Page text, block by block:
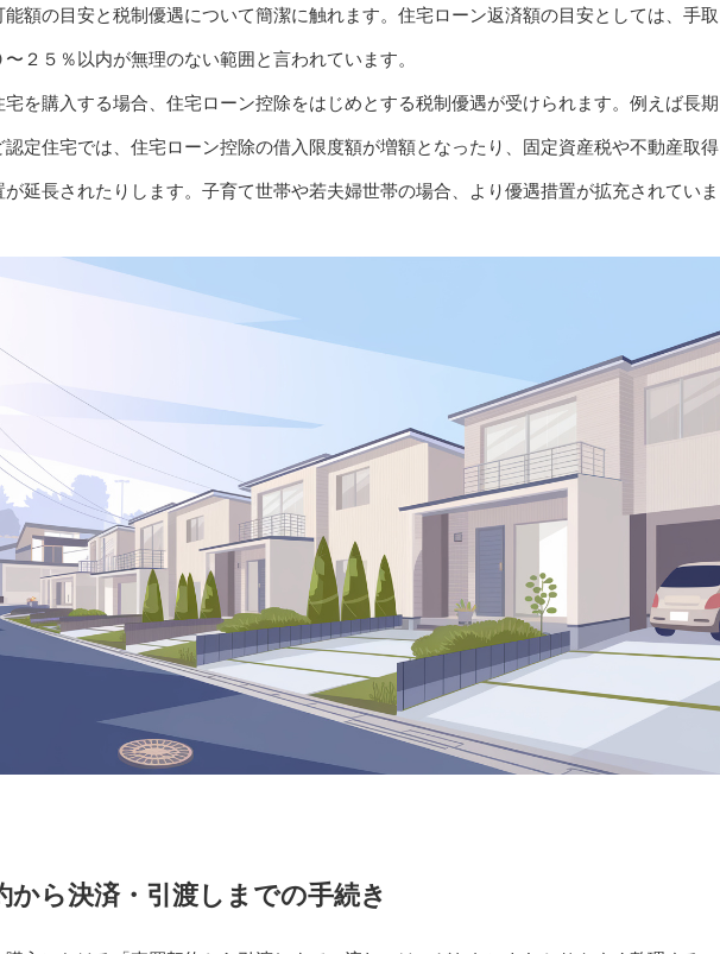
能額の目安と税制優遇について簡潔に触れます。住宅ローン返済額の目安としては、手取
〜２５％以内が無理のない範囲と言われています。
宅を購入する場合、住宅ローン控除をはじめとする税制優遇が受けられます。例えば長期
認定住宅では、住宅ローン控除の借入限度額が増額となったり、固定資産税や不動産取得
延長されたりします。子育て世帯や若夫婦世帯の場合、より優遇措置が拡充されていま
から決済・引渡しまでの手続き